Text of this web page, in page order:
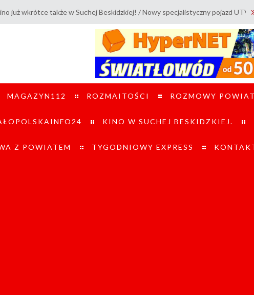
także w Suchej Beskidzkiej! / Nowy specjalistyczny pojazd UTV trafił do
MAGAZYN112 ROZMAITOŚCI ROZMOWY
KINO W SUCHEJ BESKIDZKIEJ.
Z POWIATEM TYGODNIOWY EXPRESS